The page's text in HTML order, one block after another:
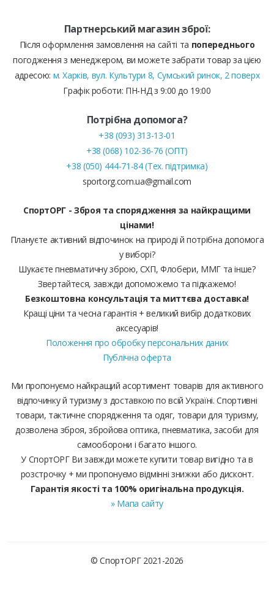
Партнерський магазин зброї:
Після оформлення замовлення на сайті та попереднього
погодження з менеджером, ви можете забрати товар за цією
адресою: м. Харків, вул. Культури 8, Сумський ринок, 2 поверх
Графік роботи: ПН-НД з 9:00 до 19:00
Потрібна допомога?
+38 (093) 313-13-01
+38 (068) 102-36-76 (ОПТ)
+38 (050) 444-71-84 (Тех. підтримка)
sportorg.com.ua@gmail.com
СпортОРГ - Зброя та спорядження за найкращими
цінами!
Плануєте активний відпочинок на природі й потрібна допомога
у виборі?
Шукаєте пневматичну зброю, СХП, Флобери, ММГ та інше?
Звертайтеся, завжди допоможемо та підкажемо!
Безкоштовна консультація та миттєва доставка!
Кращі ціни та чесна гарантія + великий вибір додаткових
аксесуарів!
Положення про обробку персональних даних
Публічна оферта
Ми пропонуємо найкращий асортимент товарів для активного
відпочинку й туризму з доставкою по всій Україні. Спортивні
товари, тактичне спорядження та одяг, товари для туризму,
дозволена зброя, збройова оптика, пневматика, засоби для
самооборони і багато іншого.
У СпортОРГ Ви завжди можете купити товар вигідно та в
розстрочку + ми пропонуємо відмінні знижки або дисконт.
Гарантія якості та 100% оригінальна продукція.
» Мапа сайту
© СпортОРГ 2021-2026